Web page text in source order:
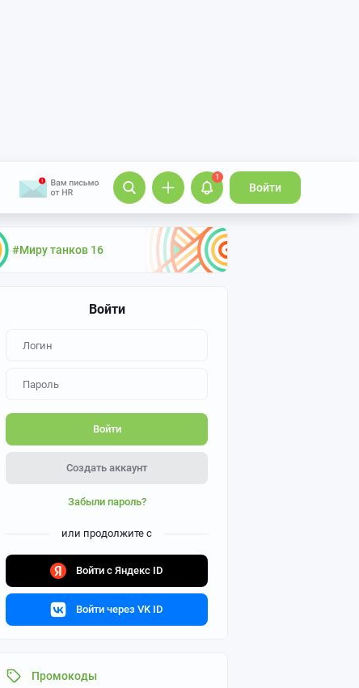
1
Войти
#Миру танков 16
Войти
Войти
Создать аккаунт
Забыли пароль?
или продолжите с
Войти с Яндекс ID
Войти через VK ID
Промокоды